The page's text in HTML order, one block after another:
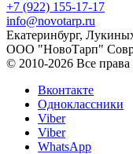
+7 (922) 155-17-17
info@novotarp.ru
Екатеринбург,
ООО "НовоТарп"
© 2010-2026 Все
Вконтакте
Одноклассники
Viber
Viber
WhatsApp